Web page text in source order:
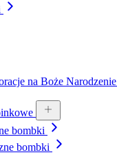
na Boże Narodzenie
bombki
bombki